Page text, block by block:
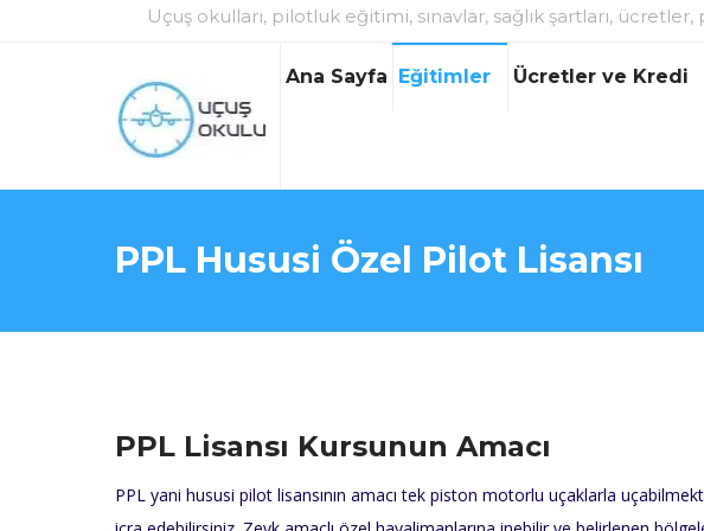
Uçuş okulları, pilotluk eğitimi, sınavlar, sağlık şartları, ücretler,
Ana Sayfa Eğitimler Ücretler ve Kredi
PPL Hususi Özel Pilot Lisansı
PPL Lisansı Kursunun Amacı
PPL yani hususi pilot lisansının amacı tek piston motorlu uçaklarla